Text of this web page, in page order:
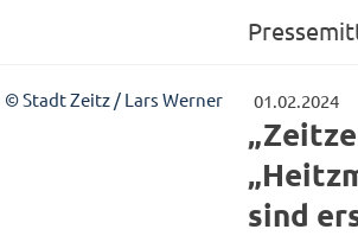
© Stadt Zeitz / Lars Werner 01.02.2024
sind